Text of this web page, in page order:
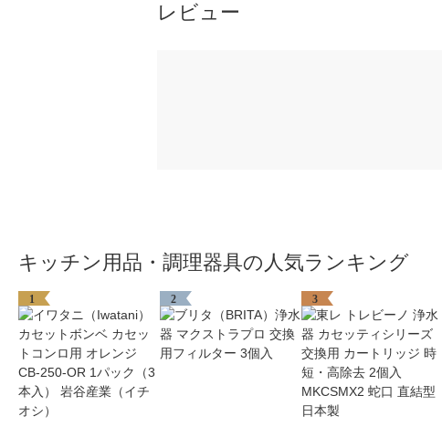
レビュー
キッチン用品・調理器具の人気ランキング
1 2 3